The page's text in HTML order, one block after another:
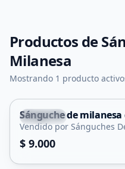
Productos de
Milanesa
Mostrando 1 producto
Capital
Sánguche de milanesa
Vendido por Sánguches
$ 9.000